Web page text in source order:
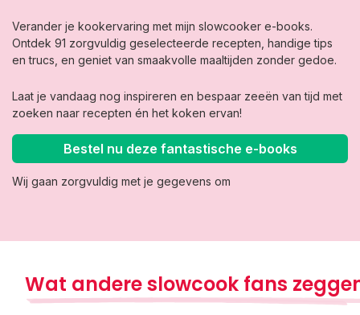
Verander je kookervaring met mijn slowcooker e-books.
Ontdek 91 zorgvuldig geselecteerde recepten, handige tips
en trucs, en geniet van smaakvolle maaltijden zonder gedoe.
Laat je vandaag nog inspireren en bespaar zeeën van tijd met
zoeken naar recepten én het koken ervan!
Bestel nu deze fantastische e-books
Wij gaan zorgvuldig met je gegevens om
Wat andere slowcook fans